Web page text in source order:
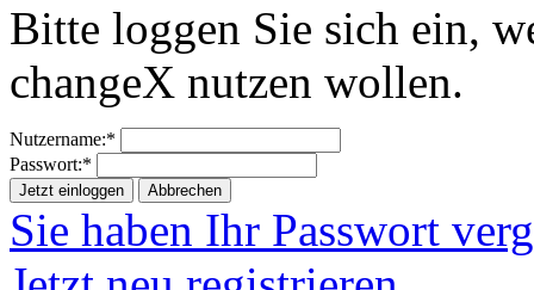
Bitte loggen Sie sich ein,
changeX nutzen wollen.
Nutzername:*
Passwort:*
Jetzt einloggen Abbrechen
Sie haben Ihr Passwort